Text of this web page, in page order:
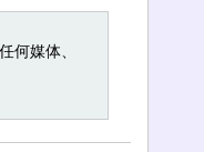
媒体、